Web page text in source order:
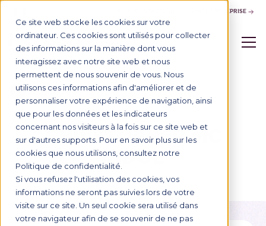
Ce site web stocke les cookies sur votre
ordinateur. Ces cookies sont utilisés pour collecter
des informations sur la manière dont vous
interagissez avec notre site web et nous
permettent de nous souvenir de vous. Nous
utilisons ces informations afin d'améliorer et de
personnaliser votre expérience de navigation, ainsi
que pour les données et les indicateurs
concernant nos visiteurs à la fois sur ce site web et
sur d'autres supports. Pour en savoir plus sur les
cookies que nous utilisons, consultez notre
Politique de confidentialité.
Si vous refusez l'utilisation des cookies, vos
informations ne seront pas suivies lors de votre
visite sur ce site. Un seul cookie sera utilisé dans
votre navigateur afin de se souvenir de ne pas
ESPACE ENTREPRISE
Annuaire
ANNUAIRE DES PROFESSEURS
CHRISTOPHER MC
INDOE